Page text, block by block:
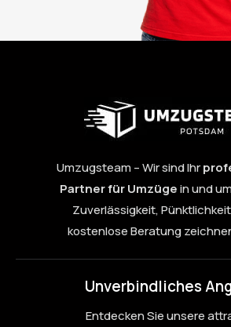
Umzugsteam – Wir sind Ihr
Partner für Umzügein und
Zuverlässigkeit,
kostenlose Beratung
Unverbindliches
Entdecken Sie unsere